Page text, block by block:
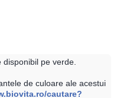
disponibil pe verde.
de culoare ale acestui
cautare?